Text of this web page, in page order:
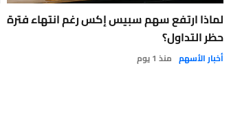
لماذا ارتفع سهم سبيس إكس رغم انتهاء فترة
حظر التداول؟
أخبار الأسهم منذ 1 يوم